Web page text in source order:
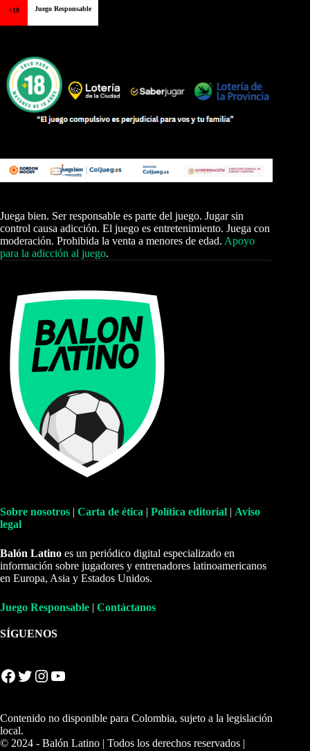
+18 Juego Responsable
Juega bien. Ser responsable es parte del juego. Jugar sin
control causa adicción. El juego es entretenimiento. Juega con
moderación. Prohibida la venta a menores de edad. Apoyo
para la adicción al juego.
Sobre nosotros | Carta de ética | Política editorial | Aviso
legal
Balón Latino es un periódico digital especializado en
información sobre jugadores y entrenadores latinoamericanos
en Europa, Asia y Estados Unidos.
Juego Responsable | Contáctanos
SÍGUENOS
Facebook Twitter Instagram YouTube
Contenido no disponible para Colombia, sujeto a la legislación
local.
© 2024 - Balón Latino | Todos los derechos reservados |